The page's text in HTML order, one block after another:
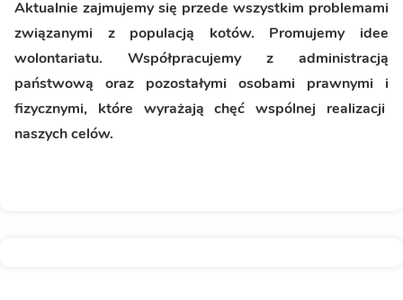
Aktualnie zajmujemy się przede wszystkim problemami
związanymi z populacją kotów. Promujemy idee
wolontariatu. Współpracujemy z administracją
państwową oraz pozostałymi osobami prawnymi i
fizycznymi, które wyrażają chęć wspólnej realizacji
naszych celów.